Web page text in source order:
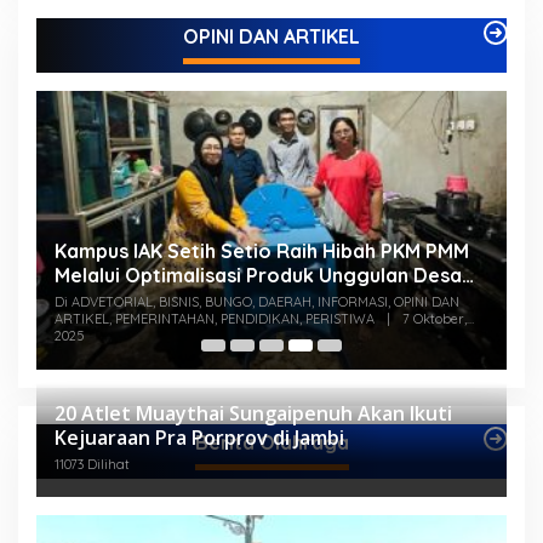
OPINI DAN ARTIKEL
Kampus IAK Setih Setio Raih Hibah PKM PMM
Melalui Optimalisasi Produk Unggulan Desa
Berbasis Digital di Desa Suka Jaya
Di ADVETORIAL, BISNIS, BUNGO, DAERAH, INFORMASI, OPINI DAN
ARTIKEL, PEMERINTAHAN, PENDIDIKAN, PERISTIWA
7 Oktober,
2025
Berita Olahraga
20 Atlet Muaythai Sungaipenuh Akan Ikuti
Kejuaraan Pra Porprov di Jambi
11073 Dilihat